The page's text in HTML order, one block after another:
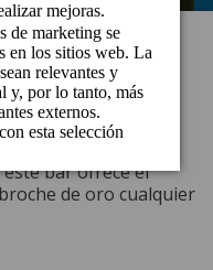
continúe hasta la
el lugar ideal. Con
y un espacio
bar ofrece el
de oro cualquier